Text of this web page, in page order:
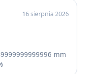
16 sierpnia 2026
mm